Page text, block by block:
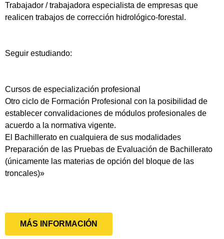
Trabajador / trabajadora especialista de empresas que
realicen trabajos de corrección hidrológico-forestal.
Seguir estudiando:
Cursos de especialización profesional
Otro ciclo de Formación Profesional con la posibilidad de
establecer convalidaciones de módulos profesionales de
acuerdo a la normativa vigente.
El Bachillerato en cualquiera de sus modalidades
Preparación de las Pruebas de Evaluación de Bachillerato
(únicamente las materias de opción del bloque de las
troncales)»
MÁS INFORMACIÓN